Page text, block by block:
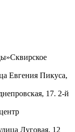
Сквирское
Евгения Пикуса,
17. 2-й
Луговая, 12